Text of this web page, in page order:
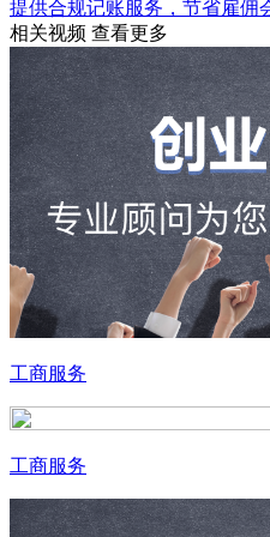
提供合规记账服务，节省雇佣
相关视频 查看更多
工商服务
工商服务